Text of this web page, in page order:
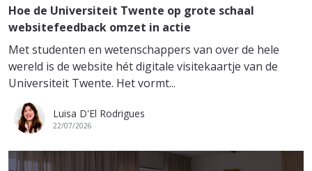
Hoe de Universiteit Twente op grote schaal
websitefeedback omzet in actie
Met studenten en wetenschappers van over de hele
wereld is de website hét digitale visitekaartje van de
Universiteit Twente. Het vormt...
Luisa D'El Rodrigues
22/07/2026